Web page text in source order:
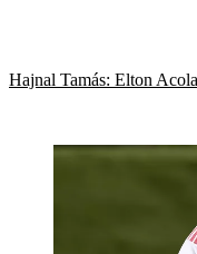
Hajnal Tamás: Elton